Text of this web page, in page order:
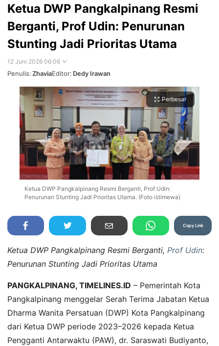
Ketua DWP Pangkalpinang Resmi
Berganti, Prof Udin: Penurunan
Stunting Jadi Prioritas Utama
12 Juni 2026 06:06
Penulis:ZhaviaEditor: Dedy Irawan
Perbesar
Ketua DWP Pangkalpinang Resmi Berganti, Prof Udin:
Penurunan Stunting Jadi Prioritas Utama. (Foto istimewa)
Copy Link
Ketua DWP Pangkalpinang Resmi Berganti, Prof Udin:
Penurunan Stunting Jadi Prioritas Utama
PANGKALPINANG, TIMELINES.ID – Pemerintah Kota
Pangkalpinang menggelar Serah Terima Jabatan Ketua
Dharma Wanita Persatuan (DWP) Kota Pangkalpinang
dari Ketua DWP periode 2023–2026 kepada Ketua
Pengganti Antarwaktu (PAW), dr. Saraswati Budiyanto,